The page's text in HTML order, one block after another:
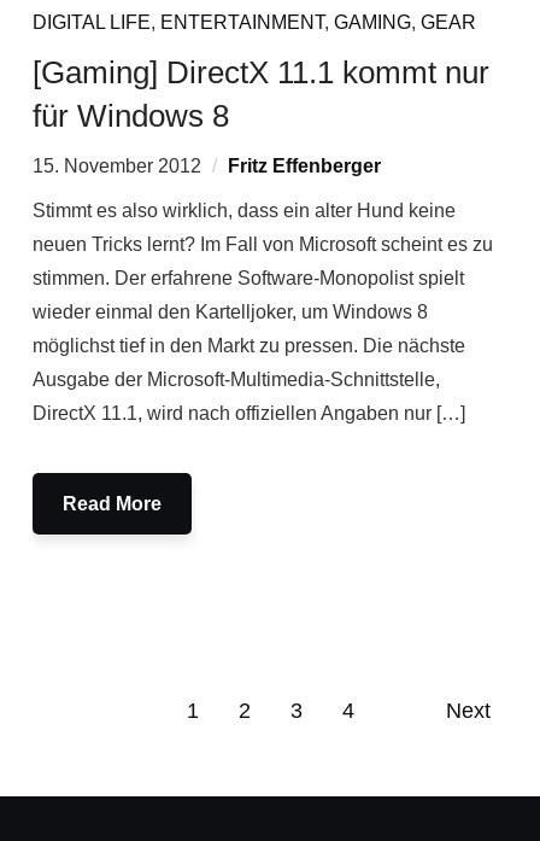
DIGITAL LIFE, ENTERTAINMENT, GAMING, GEAR
[Gaming] DirectX 11.1 kommt nur
für Windows 8
15. November 2012 Fritz Effenberger
Stimmt es also wirklich, dass ein alter Hund keine
neuen Tricks lernt? Im Fall von Microsoft scheint es zu
stimmen. Der erfahrene Software-Monopolist spielt
wieder einmal den Kartelljoker, um Windows 8
möglichst tief in den Markt zu pressen. Die nächste
Ausgabe der Microsoft-Multimedia-Schnittstelle,
DirectX 11.1, wird nach offiziellen Angaben nur […]
Read More
1 2 3 4 Next